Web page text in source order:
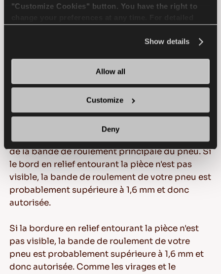
"Customize Cookies" button. You have the right to
Show details
Allow all
Customize
Deny
Test de la bande de roulement du
Le "test des 20 pence", comme on l'appelle, est
une expression populaire. C'est la technique la
plus rapide et la plus pratique pour examiner la
profondeur de la bande de roulement de votre
pneu, mais c'est aussi le test le moins précis.
Placez une pièce de 20 pence dans les rainures
de la bande de roulement principale du pneu. Si
le bord en relief entourant la pièce n'est pas
visible, la bande de roulement de votre pneu est
probablement supérieure à 1,6 mm et donc
autorisée.
Si la bordure en relief entourant la pièce n'est
pas visible, la bande de roulement de votre
pneu est probablement supérieure à 1,6 mm et
donc autorisée. Comme les virages et le